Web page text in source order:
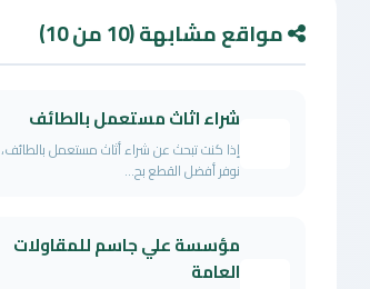
مواقع مشابهة (10 من 10)
شراء اثاث مستعمل بالطائف
إذا كنت تبحث عن شراء أثاث مستعمل بالطائف،
نوفر أفضل القطع بح...
مؤسسة علي جاسم للمقاولات
العامة